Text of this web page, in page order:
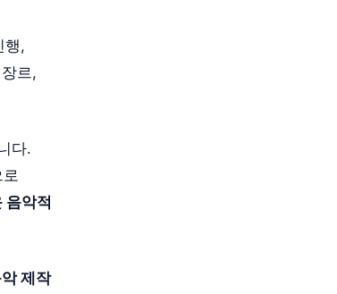
행,
르,
다.
음악적
제작